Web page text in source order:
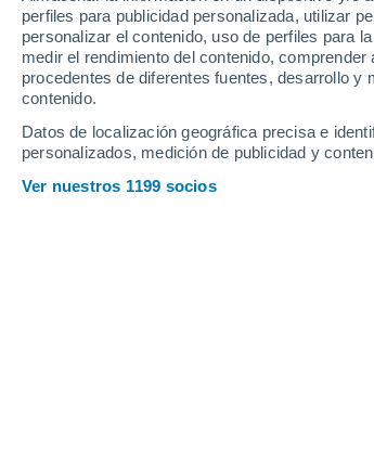
perfiles para publicidad personalizada, utilizar
personalizar el contenido, uso de perfiles para
medir el rendimiento del contenido,
procedentes de diferentes fuentes, desarrollo
contenido.
Datos de localización geográfica precisa e
personalizados, medición de publicidad y
Ver nuestros 1199 socios
Profundidad de nieve